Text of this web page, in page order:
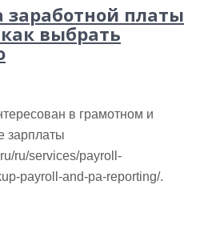
заработной платы
выбрать
в грамотном и
зарплаты
ru/services/payroll-
payroll-and-pa-reporting/.